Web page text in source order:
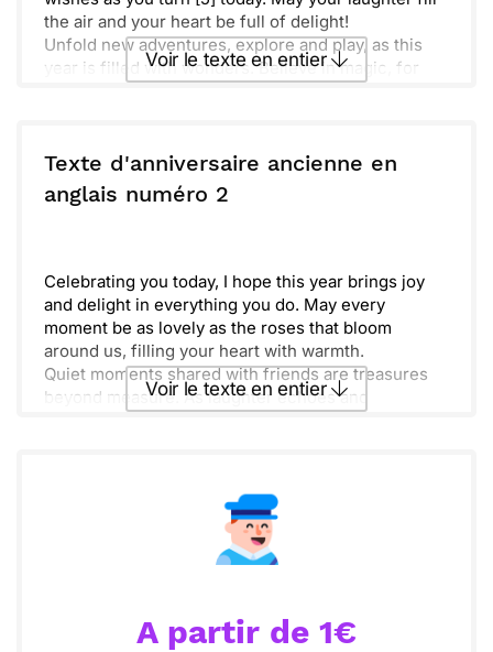
the air and your heart be full of delight!
Unfold new adventures, explore and play, as this
year is filled with wonders. Believe in magic, for
Voir le texte en entier
ou : Copier
Texte d'anniversaire ancienne en
anglais numéro 2
Celebrating you today, I hope this year brings joy
and delight in everything you do. May every
moment be as lovely as the roses that bloom
around us, filling your heart with warmth.
Quiet moments shared with friends are treasures
beyond measure. As laughter echoes and
Voir le texte en entier
Recevoir par mail
Envoyer via Whatsapp
A partir de 1€